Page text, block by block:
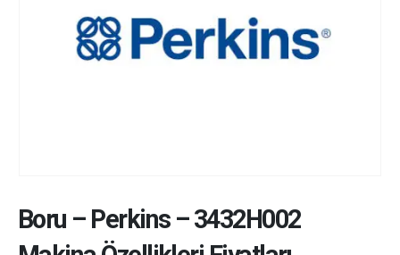
Boru – Perkins–3432H002